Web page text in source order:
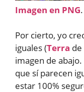
Imagen en PNG.
Por cierto, yo
iguales (Terra de
imagen de
que sí parecen
estar 100%